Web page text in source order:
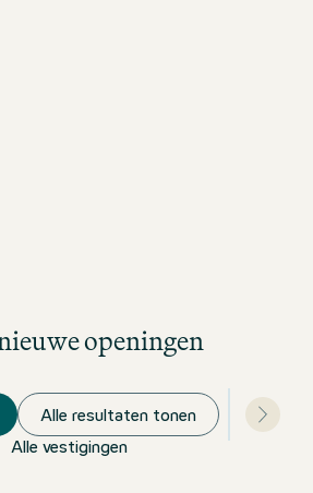
openingen
Alle resultaten tonen
Alle vestigingen